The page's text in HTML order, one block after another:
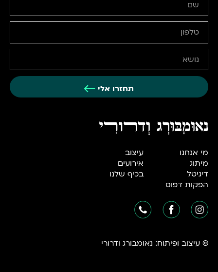
מי אנחנו
מיתוג
דיגיטל
הפקות דפוס
עיצוב
אירועים
בכיף שלנו
© עיצוב ופיתוח: נאומבורג ודרורי
תחזרו אלי